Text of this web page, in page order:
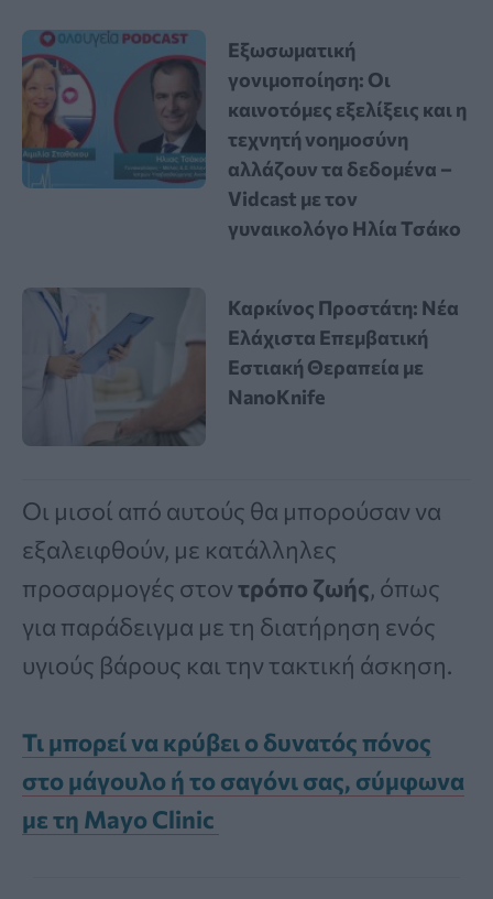
Εξωσωματική
γονιμοποίηση: Οι
καινοτόμες εξελίξεις και η
τεχνητή νοημοσύνη
αλλάζουν τα δεδομένα –
Vidcast με τον
γυναικολόγο Ηλία Τσάκο
Καρκίνος Προστάτη: Νέα
Ελάχιστα Επεμβατική
Εστιακή Θεραπεία με
NanoKnife
Οι μισοί από αυτούς θα μπορούσαν να
εξαλειφθούν, με κατάλληλες
προσαρμογές στοντρόπο ζωής, όπως
για παράδειγμα με τη διατήρηση ενός
υγιούς βάρους και την τακτική άσκηση.
Τι μπορεί να κρύβει ο δυνατός πόνος
στο μάγουλο ή το σαγόνι σας, σύμφωνα
με τη Mayo Clinic